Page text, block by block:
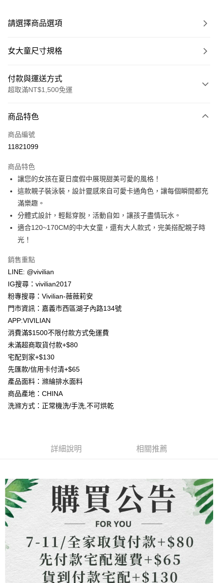
請選擇商品選項
女大童尺寸規格
付款與運送方式
超取滿NT$1,500免運
信用卡一次付款
信用卡分期付款
合作金庫商業銀行
華南商業銀行
彰化商業銀行
上海商業儲蓄銀行
台北富邦商業銀行
國泰世華商業銀行
臺灣中小企業銀行
台中商業銀行
匯豐（台灣）商業銀行
華泰商業銀行
聯邦商業銀行
遠東國際商業銀行
元大商業銀行
台新國際商業銀行
台灣樂天信用卡公司
超商取貨付款
LINE Pay
Apple Pay
街口支付
Google Pay
大哥付你分期
相關說明
【大哥付你分期使用說明】
2.付款方式選擇「大哥付你分期」，訂單成立後會自動跳轉到大哥付的交易
流程，驗證手機門號後，選擇欲分期的期數、繳款截止日，確認付款後即完
成交易。
3.實際核准額度、可分期數及費用金額請依後續交易確認頁面所載為準。
4.訂單成立30分鐘內，如未前往確認交易或遇審核未通過，訂單將自動取
消。如遇「轉專審核」未通過狀況，表示未達大哥付你分期系統評分，恕無
【繳款方式說明】
1.分期款項不併入電信帳單，「大哥付你分期」於每月結算日後寄送繳費提
醒簡訊。
2.透過簡訊連結打開帳單後，可選擇「超商條碼／台灣大直營門市／銀行轉
1.本服務係由「台灣大哥大股份有限公司」（以下簡稱本公司）所提供，讓
用戶於交易時，得透過本服務購買商品或服務，並由商店將買賣／分期付款
資料（包含姓名、電話或地址）提供予台灣大哥大進項蒐集、處理及利用，
由本公司與您本人進行分期帳單所需資料之確認、核對及更正。
3.完整用戶服務條款，請詳閱以下連結： https://oppay.tw/userRule
AFTEE先享後付
相關說明
【關於「AFTEE先享後付」】
AFTEE先享後付是「在收到商品之後才付款」的支付方式。 讓您購物簡單
便利好安心！
１．簡單：不需註冊會員、不需綁卡、不需儲值。
２．便利：只要手機號碼，簡訊認證，即可結帳。
３．安心：先確認商品／服務後，再付款。
【「AFTEE先享後付」結帳流程】
１．於結帳方式選擇「AFTEE先享後付」後，將跳轉至「AFTEE先享後付」
※ 請注意：結帳手續完成當下不需立刻繳費，但若您需要取消訂單，請聯絡
是否繳費成功／繳費後需取消欲退款等相關疑問，請聯繫「AFTEE先享後付
客戶支援中心」
https://netprotections.freshdesk.com/support/home
【注意事項】
１．透過由恩沛科技股份有限公司提供之「AFTEE先享後付」服務完成之交
易，需依本服務之必要範圍內提供個人資料，並將交易相關給付款項請求債
權轉讓予恩沛科技股份有限公司。
２．關於個人資料處理事宜，請瀏覽以下網址：
https://aftee.tw/terms/#terms3
３．未成年的使用者請事先徵得法定代理人或監護人之同意方可使用
「AFTEE先享後付」，若未經同意申辦者引起之損失，本公司不負相關責
ATM付款
貨到付款
運送方式
全家取貨付款
每筆NT$80，滿NT$1,500(含以上)免運費
貨到付款
每筆NT$130，滿NT$1,500(含以上)免運費
海外配送 查看運費
商品特色
商品編號
11821099
商品特色
讓您的女孩在夏日度假中展現甜美可愛的風格！
這款親子裝泳裝，設計靈感來自可愛卡通角色，讓每個瞬間都充
滿樂趣。
分體式設計，輕鬆穿脫，活動自如，讓孩子盡情玩水。
適合120~170CM的中大女童，還有大人款式，完美搭配親子時
光！
銷售重點
LINE: @vivilian
IG搜尋：vivilian2017
粉專搜尋：Vivilian-薇薇莉安
門市資訊：嘉義市西區湖子內路134號
APP:VIVILIAN
消費滿$1500不限付款方式免運費
未滿超商取貨付款+$80
宅配到家+$130
先匯款/信用卡付清+$65
產品面料：滌綸排水面料
商品產地：CHINA
洗滌方式：正常機洗/手洗,不可烘乾
詳細說明 相關推薦